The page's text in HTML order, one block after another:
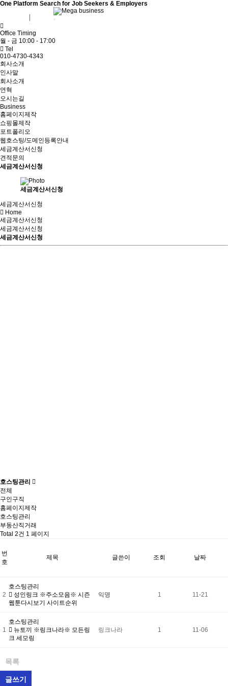
One Platform Search for Job Seekers & Employers
Office Timing
월 - 금 10:00 - 17:00
Tel
010-4730-4343
회사소개
인사말
회사소개
연혁
오시는길
Business
홈페이지제작
쇼핑몰제작
포트폴리오
웹호스팅/도메인등록안내
세금계산서신청
견적문의
세금계산서신청
세금계산서신청
세금계산서신청
Home
세금계산서신청
세금계산서신청
세금계산서신청
호스팅관리
전체
구인구직
홈페이지제작
호스팅관리
부동산직거래
Total 2건 1 페이지
번
호
제목 글쓴이 조회 날짜
2
호스팅관리
성인링크 ※주소모음※ 시즌
웹툰다시보기 사이트순위
익명 1 11-21
1
호스팅관리
뉴토끼 ※링크나라※ 모든링
크 세모링
링크나라 1 11-06
목록
글쓰기